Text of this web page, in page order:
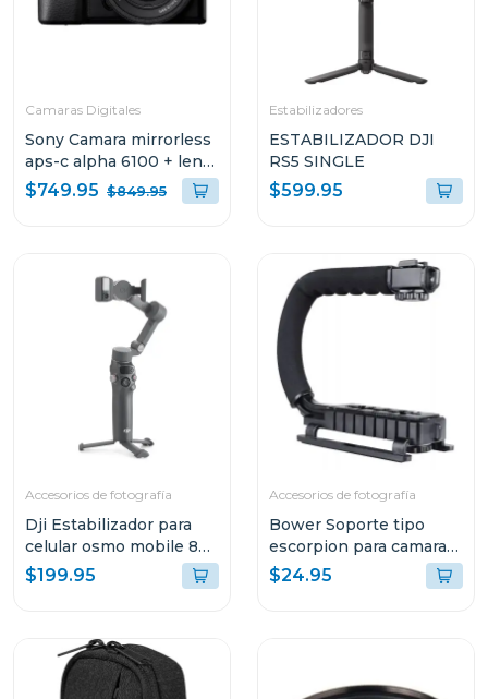
Camaras Digitales
Sony Camara mirrorless
aps-c alpha 6100 + lente
e pz 16-50mm f3.5-5.6
oss ii
$749.95 $849.95
Estabilizadores
ESTABILIZADOR DJI
RS5 SINGLE
$599.95
Accesorios de fotografía
Dji Estabilizador para
celular osmo mobile 8
s308
$199.95
Accesorios de fotografía
Bower Soporte tipo
escorpion para camaras
dSLR
$24.95